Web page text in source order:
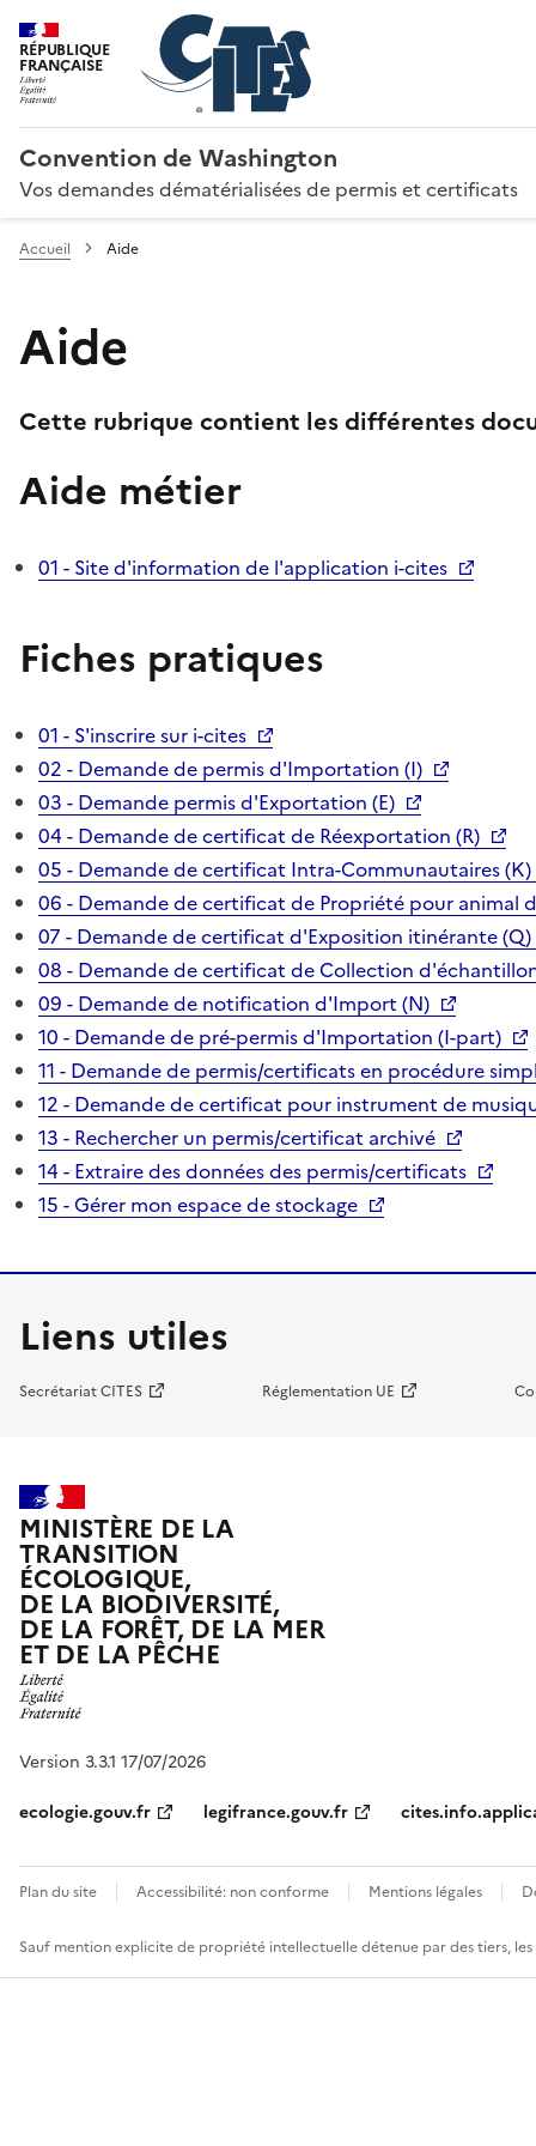
RÉPUBLIQUE
FRANÇAISE
Convention de Washington
Vos demandes dématérialisées de permis et certificats
Accueil Aide
Aide
Cette rubrique contient les différentes
Aide métier
01 - Site d'information de l'application i-cites
Fiches pratiques
01 - S'inscrire sur i-cites
02 - Demande de permis d'Importation (I)
03 - Demande permis d'Exportation (E)
04 - Demande de certificat de Réexportation (R)
05 - Demande de certificat Intra-Communautaires (K)
06 - Demande de certificat de Propriété pour animal
07 - Demande de certificat d'Exposition itinérante (Q)
08 - Demande de certificat de Collection
09 - Demande de notification d'Import (N)
10 - Demande de pré-permis d'Importation (I-part)
11 - Demande de permis/certificats en procédure
12 - Demande de certificat pour instrument de
13 - Rechercher un permis/certificat archivé
14 - Extraire des données des permis/certificats
15 - Gérer mon espace de stockage
Liens utiles
Secrétariat CITES Réglementation UE
MINISTÈRE DE LA
TRANSITION
ÉCOLOGIQUE,
DE LA BIODIVERSITÉ,
DE LA FORÊT, DE LA MER
ET DE LA PÊCHE
Version 3.3.1 17/07/2026
ecologie.gouv.fr
legifrance.gouv.fr
Plan du site Accessibilité: non conforme Mentions légales
Sauf mention explicite de propriété intellectuelle détenue par des tiers,